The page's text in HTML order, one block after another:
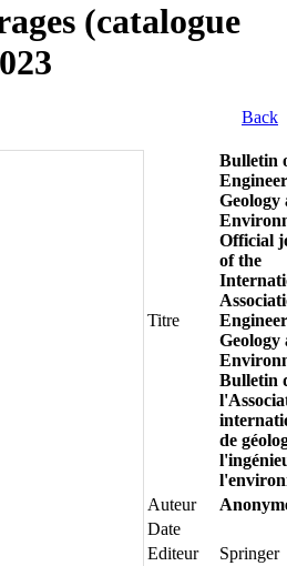
(catalogue
Back
Titre
Bulletin
Geology
Official
of the
Geology
Bulletin
de
Auteur
Date
Editeur
Springer